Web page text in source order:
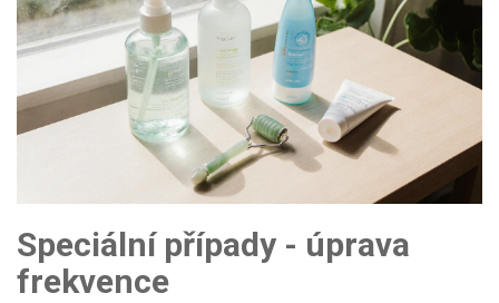
Speciální případy - úprava
frekvence